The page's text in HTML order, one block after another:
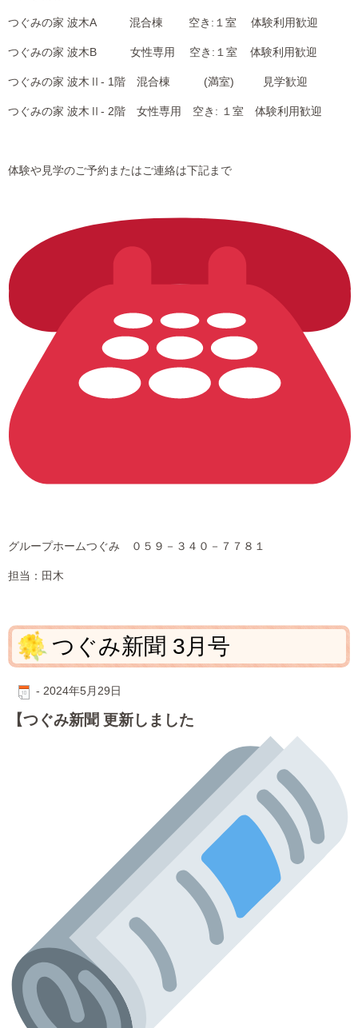
つぐみの家 波木A 混合棟 空き:１室 体験利用歓迎
つぐみの家 波木B 女性専用 空き:１室 体験利用歓迎
つぐみの家 波木Ⅱ- 1階 混合棟 (満室) 見学歓迎
つぐみの家 波木Ⅱ- 2階 女性専用 空き: １室 体験利用歓迎
体験や見学のご予約またはご連絡は下記まで
グループホームつぐみ ０５９－３４０－７７８１
担当：田木
つぐみ新聞 3月号
- 2024年5月29日
【つぐみ新聞 更新しました